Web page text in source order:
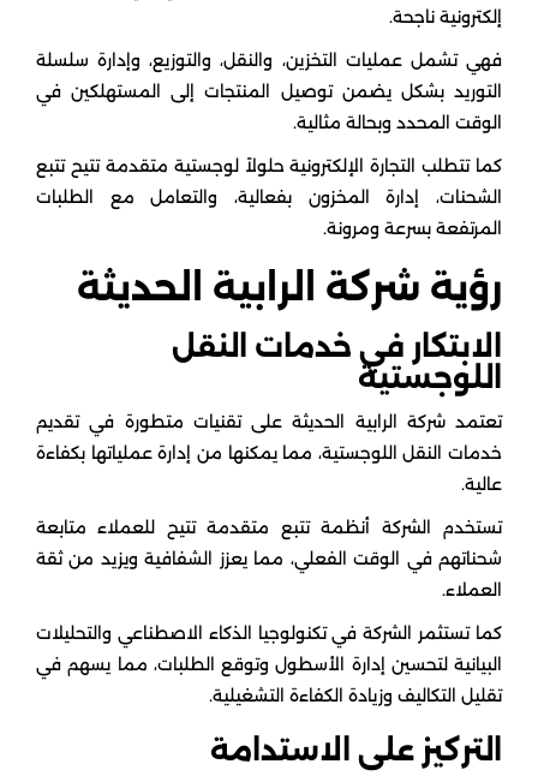
إلكترونية ناجحة.
فهي تشمل عمليات التخزين، والنقل، والتوزيع، وإدارة سلسلة
التوريد بشكل يضمن توصيل المنتجات إلى المستهلكين في
الوقت المحدد وبحالة مثالية.
كما تتطلب التجارة الإلكترونية حلولاً لوجستية متقدمة تتيح تتبع
الشحنات، إدارة المخزون بفعالية، والتعامل مع الطلبات
المرتفعة بسرعة ومرونة.
رؤية شركة الرابية الحديثة
الابتكار في خدمات النقل
اللوجستية
تعتمد شركة الرابية الحديثة على تقنيات متطورة في تقديم
خدمات النقل اللوجستية، مما يمكنها من إدارة عملياتها بكفاءة
عالية.
تستخدم الشركة أنظمة تتبع متقدمة تتيح للعملاء متابعة
شحناتهم في الوقت الفعلي، مما يعزز الشفافية ويزيد من ثقة
العملاء.
كما تستثمر الشركة في تكنولوجيا الذكاء الاصطناعي والتحليلات
البيانية لتحسين إدارة الأسطول وتوقع الطلبات، مما يسهم في
تقليل التكاليف وزيادة الكفاءة التشغيلية.
التركيز على الاستدامة